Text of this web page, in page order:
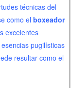
técnicas del
como elboxeador
excelentes
pugilísticas
resultar como el